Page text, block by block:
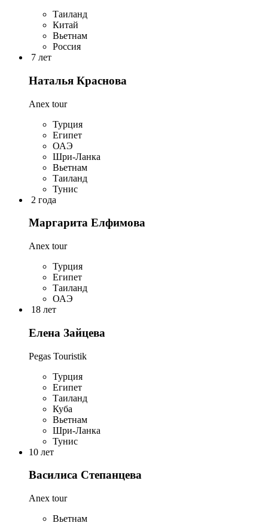
Таиланд
Китай
Вьетнам
Россия
7 лет
Наталья Краснова
Anex tour
Турция
Египет
ОАЭ
Шри-Ланка
Вьетнам
Таиланд
Тунис
2 года
Маргарита Елфимова
Anex tour
Турция
Египет
Таиланд
ОАЭ
18 лет
Елена Зайцева
Pegas Touristik
Турция
Египет
Таиланд
Куба
Вьетнам
Шри-Ланка
Тунис
10 лет
Василиса Степанцева
Anex tour
Вьетнам